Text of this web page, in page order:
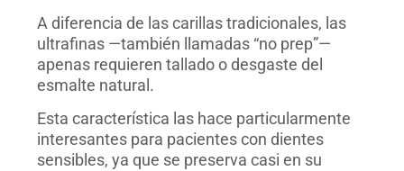
A diferencia de las carillas tradicionales, las
ultrafinas —también llamadas “no prep”—
apenas requieren tallado o desgaste del
esmalte natural.
Esta característica las hace particularmente
interesantes para pacientes con dientes
sensibles, ya que se preserva casi en su